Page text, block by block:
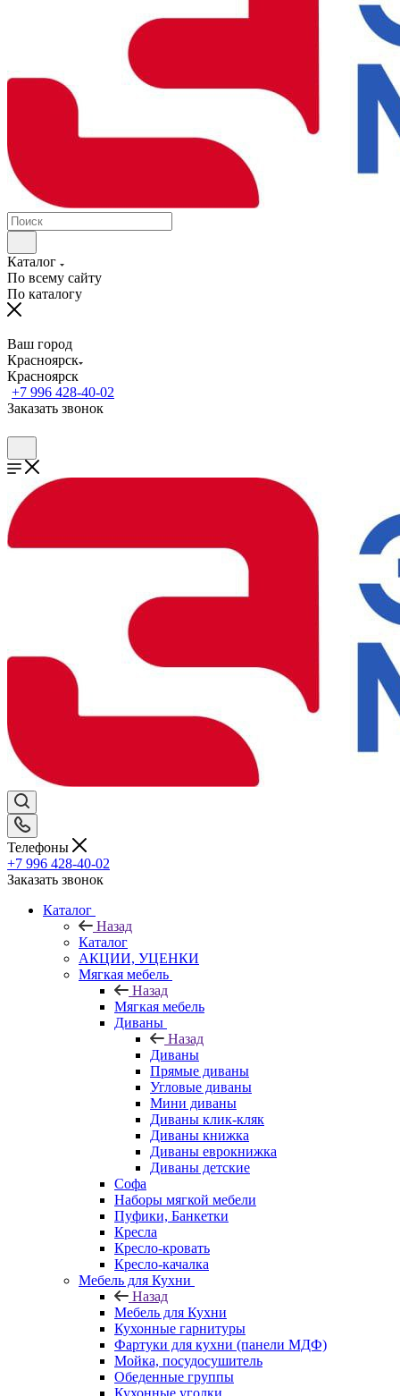
Каталог
По всему сайту
По каталогу
Ваш город
Красноярск
Красноярск
+7 996 428-40-02
Заказать звонок
Телефоны
+7 996 428-40-02
Заказать звонок
Каталог
Назад
Каталог
АКЦИИ, УЦЕНКИ
Мягкая мебель
Назад
Мягкая мебель
Диваны
Назад
Диваны
Прямые диваны
Угловые диваны
Мини диваны
Диваны клик-кляк
Диваны книжка
Диваны еврокнижка
Диваны детские
Софа
Наборы мягкой мебели
Пуфики, Банкетки
Кресла
Кресло-кровать
Кресло-качалка
Мебель для Кухни
Назад
Мебель для Кухни
Кухонные гарнитуры
Фартуки для кухни (панели МДФ)
Мойка, посудосушитель
Обеденные группы
Кухонные уголки